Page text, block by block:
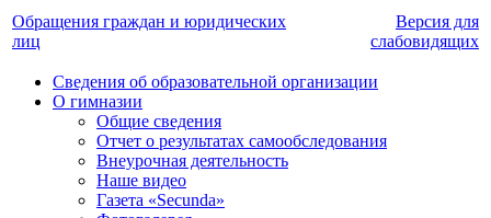
Обращения граждан и юридических
лиц
Версия для
слабовидящих
Сведения об образовательной организации
О гимназии
Общие сведения
Отчет о результатах самообследования
Внеурочная деятельность
Наше видео
Газета «Secunda»